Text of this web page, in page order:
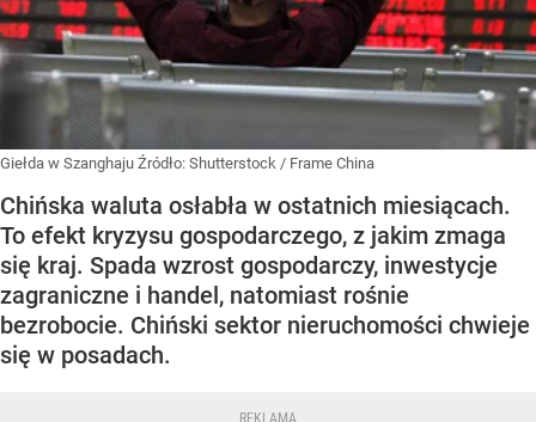
Giełda w Szanghaju Źródło: Shutterstock / Frame China
Chińska waluta osłabła w ostatnich miesiącach.
To efekt kryzysu gospodarczego, z jakim zmaga
się kraj. Spada wzrost gospodarczy, inwestycje
zagraniczne i handel, natomiast rośnie
bezrobocie. Chiński sektor nieruchomości chwieje
się w posadach.